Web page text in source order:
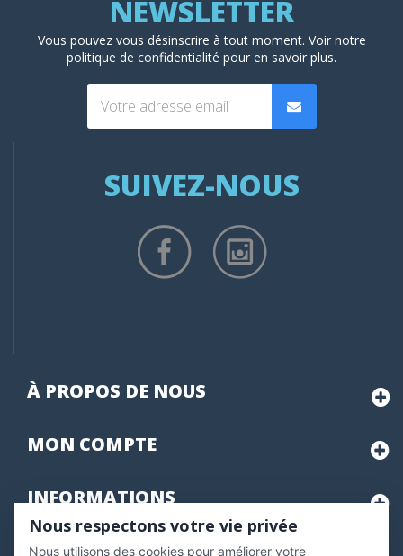
Vous pouvez vous désinscrire à tout moment. Voir notre
politique de confidentialité pour en savoir plus.
SUIVEZ-NOUS
À PROPOS DE NOUS
MON COMPTE
INFORMATIONS
Nous respectons votre vie privée
Nous utilisons des cookies pour améliorer votre